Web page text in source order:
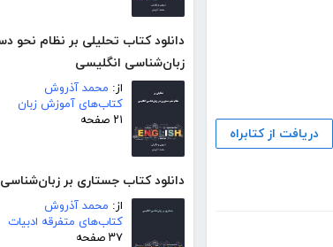
دانلود کتاب تحلیلی بر نظام نحو
زبان‌شناسی انگلیسی
از: محمد آذروش
کتاب‌های آموزش زبان
۲۱ صفحه
دانلود کتاب جستاری بر
از: محمد آذروش
کتاب‌های متفرقه ادبیات
۳۷ صفحه
دریافت از کتابراه